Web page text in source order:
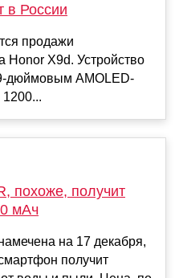
в России
продажи
Honor X9d. Устройство
дюймовым AMOLED-
похоже, получит
мАч
на 17 декабря,
получит